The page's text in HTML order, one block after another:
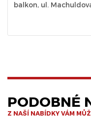
PODOBNÉ
Z NAŠÍ NABÍDKY VÁM